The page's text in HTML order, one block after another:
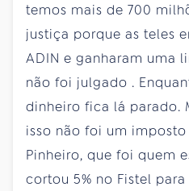
temos mais de 700
justiça porque as teles
ADIN e ganharam uma
não foi julgado .
dinheiro fica lá parado.
isso não foi um
Pinheiro, que foi quem
cortou 5% no Fistel